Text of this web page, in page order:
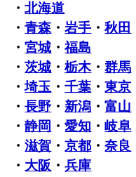
・北海道
・青森 ・岩手 ・秋田
・宮城 ・福島
・茨城 ・栃木・群馬
・埼玉 ・千葉 ・東京
・長野 ・ 新潟 ・富山
・静岡 ・愛知 ・岐阜
・滋賀 ・京都 ・奈良
・ 大阪 ・兵庫